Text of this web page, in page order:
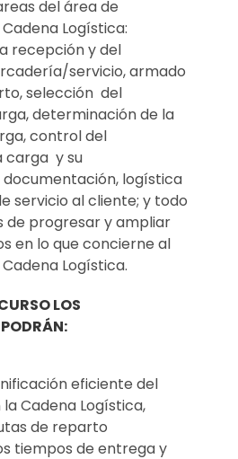
del área de
Logística:
recepción y del
servicio, armado
selección del
determinación de la
control del
carga y su
logística
servicio al cliente; y todo
de progresar y ampliar
en lo que concierne al
Logística.
LOS
eficiente del
Cadena Logística,
de reparto
tiempos de entrega y